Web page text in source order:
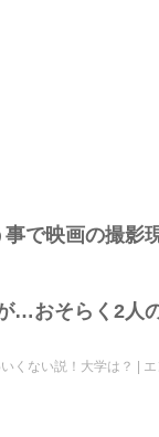
で映画の撮影
…おそらく2人
くない説！大学は？ |